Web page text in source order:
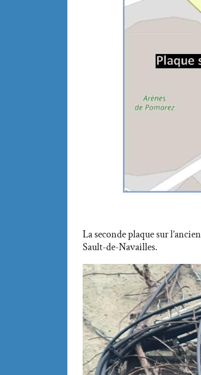
La seconde plaque sur l’ancien
Sault-de-Navailles.